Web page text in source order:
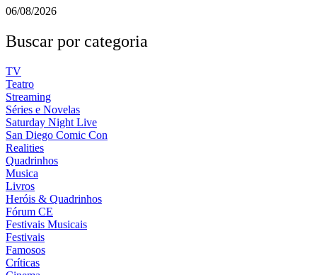
06/08/2026
Buscar por categoria
TV
Teatro
Streaming
Séries e Novelas
Saturday Night Live
San Diego Comic Con
Realities
Quadrinhos
Musica
Livros
Heróis & Quadrinhos
Fórum CE
Festivais Musicais
Festivais
Famosos
Críticas